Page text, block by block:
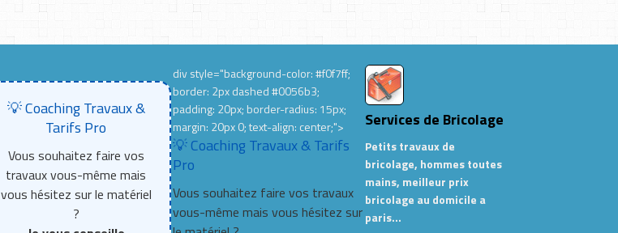
Services de Bricolage
Petits travaux de
bricolage, hommes toutes
mains, meilleur prix
bricolage au domicile a
paris…
div style="background-color: #f0f7ff;
border: 2px dashed #0056b3;
padding: 20px; border-radius: 15px;
margin: 20px 0; text-align: center;">
💡 Coaching Travaux & Tarifs
Pro
Vous souhaitez faire vos travaux
vous-même mais vous hésitez sur
💡 Coaching Travaux &
Tarifs Pro
Vous souhaitez faire vos
travaux vous-même mais
vous hésitez sur le matériel
?